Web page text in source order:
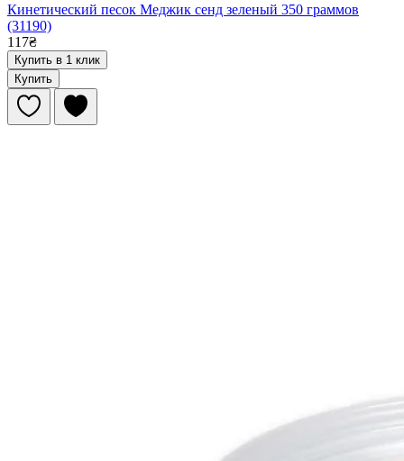
Кинетический песок Меджик сенд зеленый 350 граммов
(31190)
117₴
Купить в 1 клик
Купить